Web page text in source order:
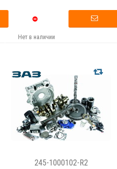
Нет в наличии
245-1000102-R2